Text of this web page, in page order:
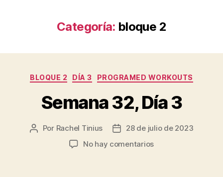
Categoría: bloque 2
Categorías
BLOQUE 2 DÍA 3 PROGRAMED WORKOUTS
Semana 32, Día 3
Autor
Por Rachel Tinius
Fecha28 de julio de 2023
No hay comentariosen